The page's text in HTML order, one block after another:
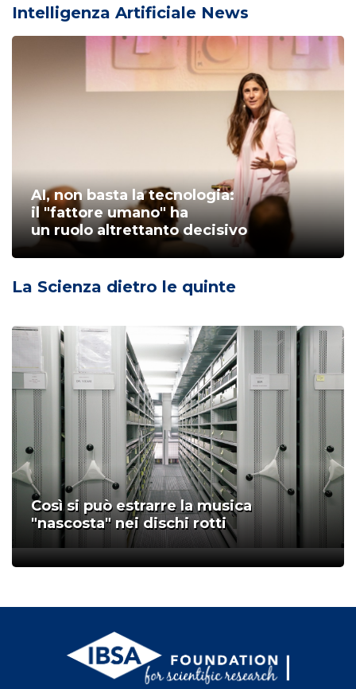
Intelligenza Artificiale News
AI, non basta la tecnologia:
il "fattore umano" ha
un ruolo altrettanto decisivo
La Scienza dietro le quinte
Così si può estrarre la musica
"nascosta" nei dischi rotti